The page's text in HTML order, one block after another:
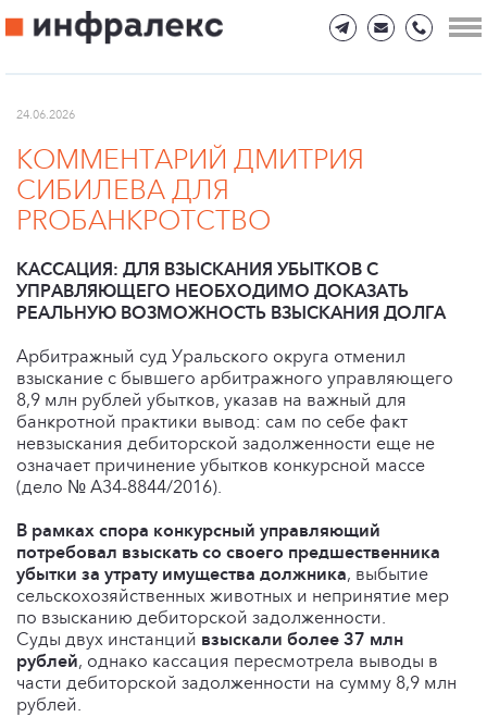
24.06.2026
КОММЕНТАРИЙ ДМИТРИЯ
СИБИЛЕВА ДЛЯ
PROБАНКРОТСТВО
КАССАЦИЯ: ДЛЯ ВЗЫСКАНИЯ УБЫТКОВ С
УПРАВЛЯЮЩЕГО НЕОБХОДИМО ДОКАЗАТЬ
РЕАЛЬНУЮ ВОЗМОЖНОСТЬ ВЗЫСКАНИЯ ДОЛГА
Арбитражный суд Уральского округа отменил
взыскание с бывшего арбитражного управляющего
8,9 млн рублей убытков, указав на важный для
банкротной практики вывод: сам по себе факт
невзыскания дебиторской задолженности еще не
означает причинение убытков конкурсной массе
(дело № А34-8844/2016).
В рамках спора конкурсный управляющий
потребовал взыскать со своего предшественника
убытки за утрату имущества должника, выбытие
сельскохозяйственных животных и непринятие мер
по взысканию дебиторской задолженности.
Суды двух инстанций взыскали более 37 млн
рублей, однако кассация пересмотрела выводы в
части дебиторской задолженности на сумму 8,9 млн
рублей.